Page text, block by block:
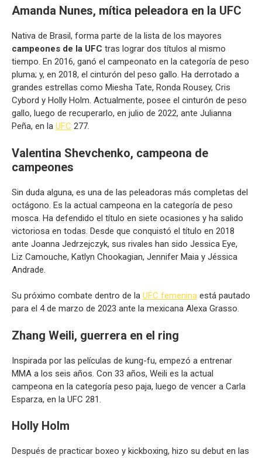
Amanda Nunes, mítica peleadora en la UFC
Nativa de Brasil, forma parte de la lista de los mayores
campeones de la UFC tras lograr dos títulos al mismo
tiempo. En 2016, ganó el campeonato en la categoría de peso
pluma; y, en 2018, el cinturón del peso gallo. Ha derrotado a
grandes estrellas como Miesha Tate, Ronda Rousey, Cris
Cybord y Holly Holm. Actualmente, posee el cinturón de peso
gallo, luego de recuperarlo, en julio de 2022, ante Julianna
Peña, en la UFC 277.
Valentina Shevchenko, campeona de
campeones
Sin duda alguna, es una de las peleadoras más completas del
octágono. Es la actual campeona en la categoría de peso
mosca. Ha defendido el título en siete ocasiones y ha salido
victoriosa en todas. Desde que conquistó el título en 2018
ante Joanna Jedrzejczyk, sus rivales han sido Jessica Eye,
Liz Camouche, Katlyn Chookagian, Jennifer Maia y Jéssica
Andrade.
Su próximo combate dentro de la UFC femenina está pautado
para el 4 de marzo de 2023 ante la mexicana Alexa Grasso.
Zhang Weili, guerrera en el ring
Inspirada por las películas de kung-fu, empezó a entrenar
MMA a los seis años. Con 33 años, Weili es la actual
campeona en la categoría peso paja, luego de vencer a Carla
Esparza, en la UFC 281.
Holly Holm
Después de practicar boxeo y kickboxing, hizo su debut en las